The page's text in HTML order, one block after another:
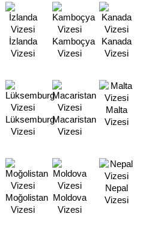
İzlanda
Vizesi
Kamboçya
Vizesi
Kanada
Vizesi
Lüksemburg
Vizesi
Macaristan
Vizesi
Malta
Vizesi
Moğolistan
Vizesi
Moldova
Vizesi
Nepal
Vizesi